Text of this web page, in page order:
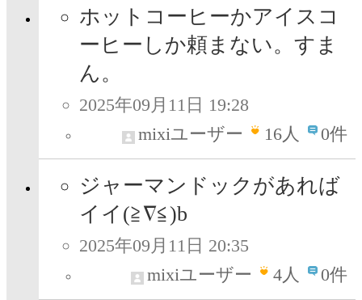
ホットコーヒーかアイスコ
ーヒーしか頼まない。すま
ん。
2025年09月11日 19:28
mixiユーザー
16人 0件
ジャーマンドックがあれば
イイ(≧∇≦)b
2025年09月11日 20:35
mixiユーザー
4人 0件